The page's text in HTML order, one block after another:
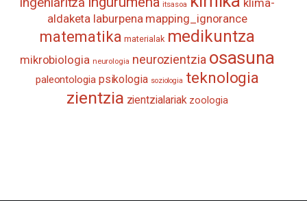
itsasoa
klima-
aldaketa laburpena mapping_ignorance
matematika materialak medikuntza
mikrobiologia neurologia neurozientzia osasuna
paleontologia psikologia soziologia teknologia
zientzia zientzialariak zoologia